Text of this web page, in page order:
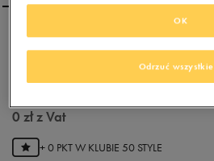
ADIDAS LK SPORT CF K
0 złz Vat
+ 0 PKT W KLUBIE 50 STYLE
Odrzuć wszystkie
OK